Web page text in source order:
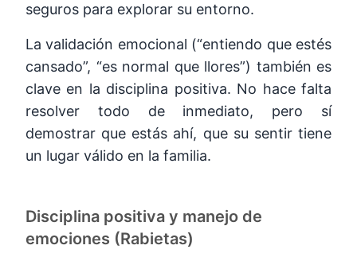
seguros para explorar su entorno.
La validación emocional (“entiendo que estés
cansado”, “es normal que llores”) también es
clave en la disciplina positiva. No hace falta
resolver todo de inmediato, pero sí
demostrar que estás ahí, que su sentir tiene
un lugar válido en la familia.
Disciplina positiva y manejo de
emociones (Rabietas)